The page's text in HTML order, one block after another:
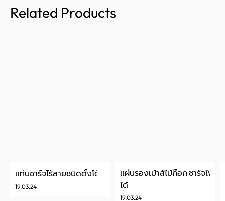
Related Products
19.03.24
แท่นชาร์จไร้สายชนิดตั้งโต๊ะ
19.03.24
แผ่นรองเม้าส์ไม้ก๊อก ชาร์จไฟ
ได้️